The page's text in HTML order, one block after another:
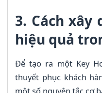
3. Cách xây
hiệu quả
Để tạo ra một Key
thuyết phục khách